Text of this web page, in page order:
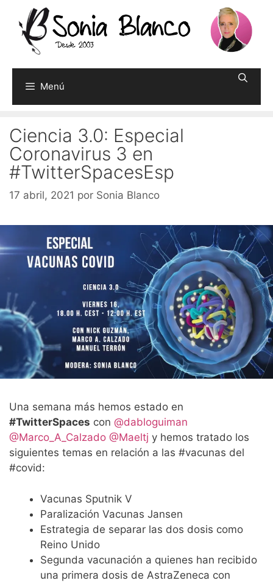
contenido
Menú
Ciencia 3.0: Especial
Coronavirus 3 en
#TwitterSpacesEsp
17 abril, 2021 por Sonia Blanco
Una semana más hemos estado en
#TwitterSpaces con @dabloguiman
@Marco_A_Calzado @Maeltj y hemos tratado los
siguientes temas en relación a las #vacunas del
#covid:
Vacunas Sputnik V
Paralización Vacunas Jansen
Estrategia de separar las dos dosis como
Reino Unido
Segunda vacunación a quienes han recibido
una primera dosis de AstraZeneca con